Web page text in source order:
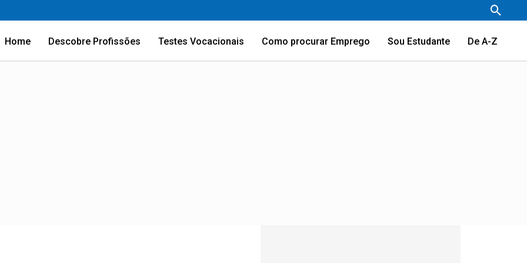
Home Descobre Profissões Testes Vocacionais Como procurar Emprego Sou Estudante De A-Z